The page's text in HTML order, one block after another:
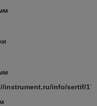
instrument.ru/info/sertif/